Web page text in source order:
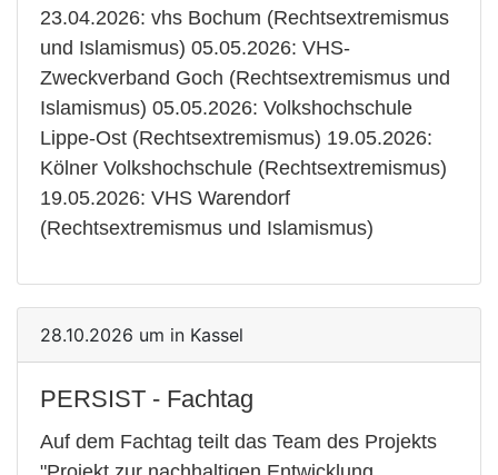
23.04.2026: vhs Bochum (Rechtsextremismus
und Islamismus) 05.05.2026: VHS-
Zweckverband Goch (Rechtsextremismus und
Islamismus) 05.05.2026: Volkshochschule
Lippe-Ost (Rechtsextremismus) 19.05.2026:
Kölner Volkshochschule (Rechtsextremismus)
19.05.2026: VHS Warendorf
(Rechtsextremismus und Islamismus)
28.10.2026 um in Kassel
PERSIST - Fachtag
Auf dem Fachtag teilt das Team des Projekts